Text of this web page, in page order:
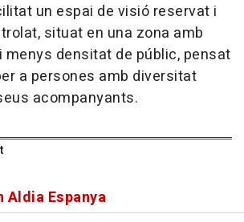
un espai de visió reservat i
situat en una zona amb
densitat de públic, pensat
a persones amb diversitat
acompanyants.
Aldia Espanya